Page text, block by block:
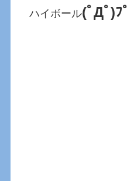
ハイボール(ﾟДﾟ)ﾌ